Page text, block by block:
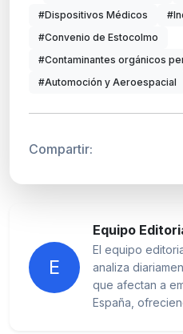
#Dispositivos Médicos
#Convenio de Estocolmo
#Contaminantes orgánicos
#Automoción y Aeroespacial
Compartir:
E
Equipo
El equipo
analiza
que afectan a
España,